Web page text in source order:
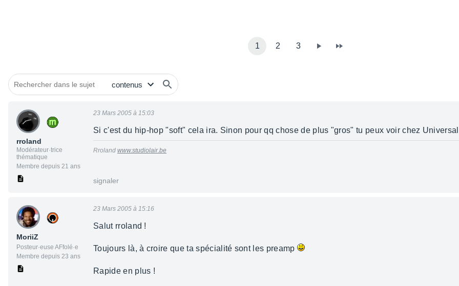
1 2 3
rroland
Modérateur·trice
thématique
Membre depuis 21 ans
23 Mars 2005 à 15:03
Si c'est du hip-hop "soft" cela ira. Sinon pour qq chose de plus "gros" tu peux voir chez
Rroland www.studiolair.be
signaler
MoriiZ
Posteur·euse AFfolé·e
Membre depuis 23 ans
23 Mars 2005 à 15:16
Salut rroland !
Toujours là, à croire que ta spécialité sont les preamp
Rapide en plus !